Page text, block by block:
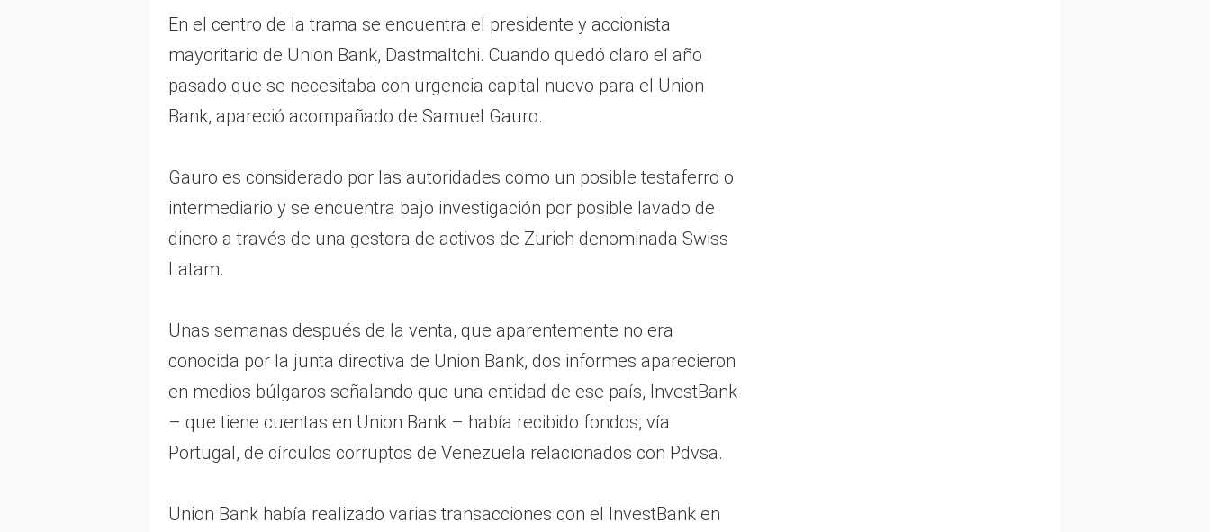
En el centro de la trama se encuentra el presidente y accionista
mayoritario de Union Bank, Dastmaltchi. Cuando quedó claro el año
pasado que se necesitaba con urgencia capital nuevo para el Union
Bank, apareció acompañado de Samuel Gauro.
Gauro es considerado por las autoridades como un posible testaferro o
intermediario y se encuentra bajo investigación por posible lavado de
dinero a través de una gestora de activos de Zurich denominada Swiss
Latam.
Unas semanas después de la venta, que aparentemente no era
conocida por la junta directiva de Union Bank, dos informes aparecieron
en medios búlgaros señalando que una entidad de ese país, InvestBank
– que tiene cuentas en Union Bank – había recibido fondos, vía
Portugal, de círculos corruptos de Venezuela relacionados con Pdvsa.
Union Bank había realizado varias transacciones con el InvestBank en